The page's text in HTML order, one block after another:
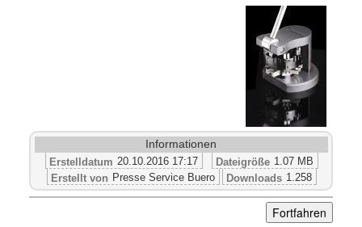
Informationen
Erstelldatum 20.10.2016 17:17 Dateigröße 1.07 MB
Erstellt von Presse Service Buero Downloads 1.258